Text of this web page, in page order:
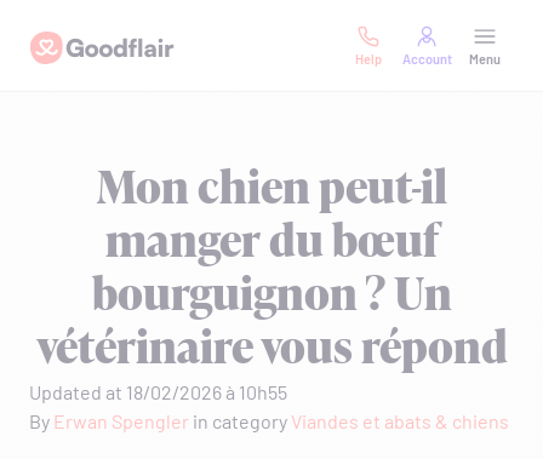
content
Goodflair
Help Account Menu
Mon chien peut-il
manger du bœuf
bourguignon ? Un
vétérinaire vous répond
Updated at 18/02/2026 à 10h55
By Erwan Spengler in category Viandes et abats & chiens